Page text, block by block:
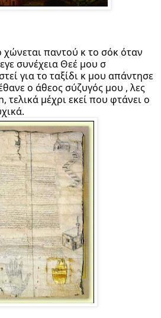
χώνεται παντού κ το σόκ όταν
συνέχεια Θεέ μου σ
για το ταξίδι κ μου απάντησε
ο άθεος σύζυγός μου , λες
τελικά μέχρι εκεί που φτάνει ο